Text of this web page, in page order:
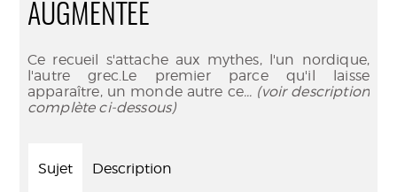
AUGMENTÉE
Ce recueil s'attache aux mythes, l'un nordique,
l'autre grec.Le premier parce qu'il laisse
apparaître, un monde autre ce... (voir description
complète ci-dessous)
Sujet Description